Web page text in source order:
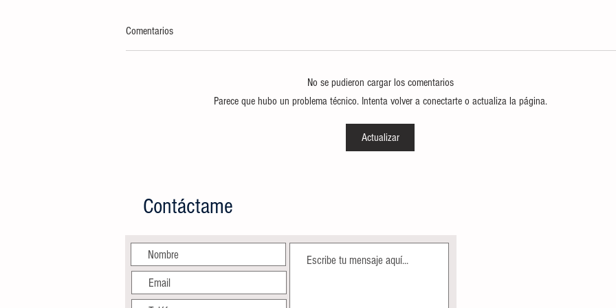
ALBERCA OLÍMPICA MUNICIPAL
PERMANECE EN MANTENIMIENTO
Comentarios
No se pudieron cargar los comentarios
Parece que hubo un problema técnico. Intenta volver a conectarte o actualiza la página.
Actualizar
Contáctame